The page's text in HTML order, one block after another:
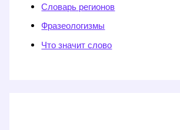
Словарь регионов
Фразеологизмы
Что значит слово